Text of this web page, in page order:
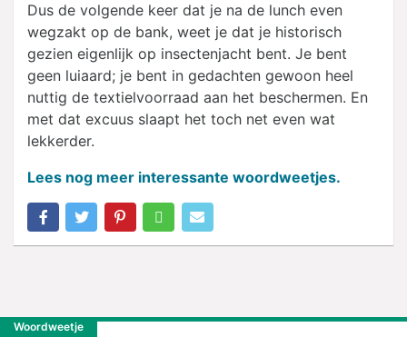
Dus de volgende keer dat je na de lunch even
wegzakt op de bank, weet je dat je historisch
gezien eigenlijk op insectenjacht bent. Je bent
geen luiaard; je bent in gedachten gewoon heel
nuttig de textielvoorraad aan het beschermen. En
met dat excuus slaapt het toch net even wat
lekkerder.
Lees nog meer interessante woordweetjes.
Woordweetje